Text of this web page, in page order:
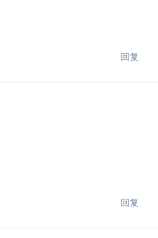
回复
回复